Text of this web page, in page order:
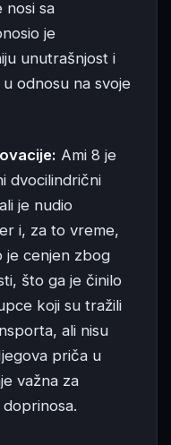
nosi sa
je
unutrašnjost i
odnosu na svoje
Ami 8 je
dvocilindrični
je nudio
i, za to vreme,
je cenjen zbog
što ga je činilo
koji su tražili
ali nisu
priča u
važna za